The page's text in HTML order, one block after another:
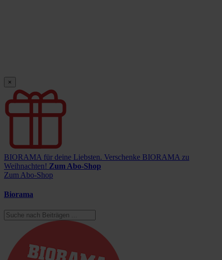
×
BIORAMA für deine Liebsten. Verschenke BIORAMA zu
Weihnachten! Zum Abo-Shop
Zum Abo-Shop
Biorama